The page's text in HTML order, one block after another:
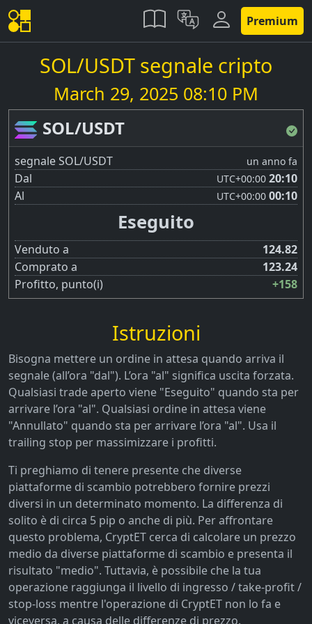
Premium
SOL/USDT segnale cripto
March 29, 2025 08:10 PM
SOL/USDT
segnale SOL/USDT un anno fa
Dal UTC+00:00 20:10
Al
UTC+00:00 00:10
Eseguito
Venduto a
124.82
Comprato a
123.24
Profitto, punto(i)
+158
Istruzioni
Bisogna mettere un ordine in attesa quando arriva il
segnale (all’ora "dal"). L’ora "al" significa uscita forzata.
Qualsiasi trade aperto viene "Eseguito" quando sta per
arrivare l’ora "al". Qualsiasi ordine in attesa viene
"Annullato" quando sta per arrivare l’ora "al". Usa il
trailing stop per massimizzare i profitti.
Ti preghiamo di tenere presente che diverse
piattaforme di scambio potrebbero fornire prezzi
diversi in un determinato momento. La differenza di
solito è di circa 5 pip o anche di più. Per affrontare
questo problema, CryptET cerca di calcolare un prezzo
medio da diverse piattaforme di scambio e presenta il
risultato "medio". Tuttavia, è possibile che la tua
operazione raggiunga il livello di ingresso / take-profit /
stop-loss mentre l'operazione di CryptET non lo fa e
viceversa, a causa delle differenze di prezzo.